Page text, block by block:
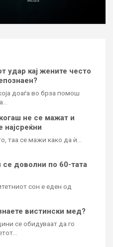
удар кај жените често
доаѓа во брза помош
не се мажат и
најсреќни
таа се мажи како да ѝ…
се доволни по 60-тата
сон е еден од
вистински мед?
се обидуваат да го